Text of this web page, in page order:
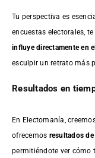
Tu perspectiva es
encuestas electorales,
influye directamente en
esculpir un retrato más
Resultados en
En Electomanía,
ofrecemos resultados de
permitiéndote ver cómo